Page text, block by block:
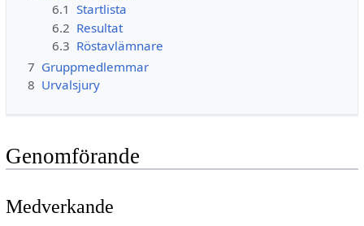
6.1 Startlista
6.2 Resultat
6.3 Röstavlämnare
7 Gruppmedlemmar
8 Urvalsjury
Genomförande
Medverkande